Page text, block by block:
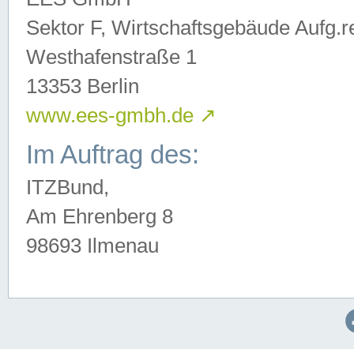
Sektor F, Wirtschaftsgebäude
Westhafenstraße 1
13353 Berlin
www.ees-gmbh.de ↗
Im Auftrag des:
ITZBund,
Am Ehrenberg 8
98693 Ilmenau